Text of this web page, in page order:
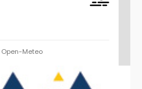
Open-Meteo